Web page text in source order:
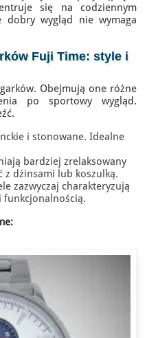
się na codziennym
dobry wygląd nie wymaga
Fuji Time: style i
Obejmują one różne
po sportowy wygląd.
i stonowane. Idealne
bardziej zrelaksowany
z dżinsami lub koszulką.
zazwyczaj charakteryzują
funkcjonalnością.